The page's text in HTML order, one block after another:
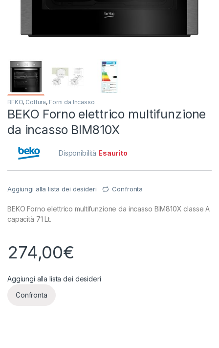
BEKO, Cottura, Forni da Incasso
BEKO Forno elettrico multifunzione
da incasso BIM810X
Disponibilità Esaurito
Aggiungi alla lista dei desideri Confronta
BEKO Forno elettrico multifunzione da incasso BIM810X classe A
capacità 71 Lt.
274,00€
Aggiungi alla lista dei desideri
Confronta